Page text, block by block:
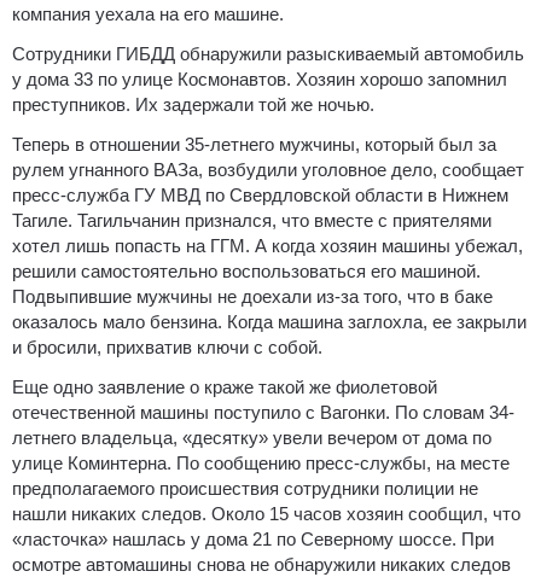
компания уехала на его машине.
Сотрудники ГИБДД обнаружили разыскиваемый автомобиль
у дома 33 по улице Космонавтов. Хозяин хорошо запомнил
преступников. Их задержали той же ночью.
Теперь в отношении 35-летнего мужчины, который был за
рулем угнанного ВАЗа, возбудили уголовное дело, сообщает
пресс-служба ГУ МВД по Свердловской области в Нижнем
Тагиле. Тагильчанин признался, что вместе с приятелями
хотел лишь попасть на ГГМ. А когда хозяин машины убежал,
решили самостоятельно воспользоваться его машиной.
Подвыпившие мужчины не доехали из-за того, что в баке
оказалось мало бензина. Когда машина заглохла, ее закрыли
и бросили, прихватив ключи с собой.
Еще одно заявление о краже такой же фиолетовой
отечественной машины поступило с Вагонки. По словам 34-
летнего владельца, «десятку» увели вечером от дома по
улице Коминтерна. По сообщению пресс-службы, на месте
предполагаемого происшествия сотрудники полиции не
нашли никаких следов. Около 15 часов хозяин сообщил, что
«ласточка» нашлась у дома 21 по Северному шоссе. При
осмотре автомашины снова не обнаружили никаких следов